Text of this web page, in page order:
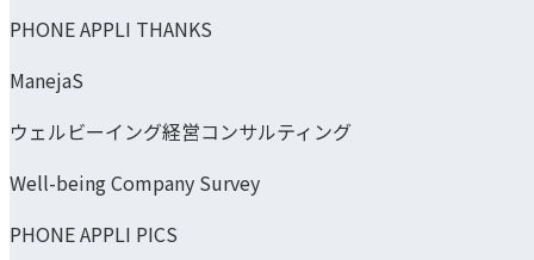
PHONE APPLI THANKS
ManejaS
ウェルビーイング経営コンサルティング
Well-being Company Survey
PHONE APPLI PICS